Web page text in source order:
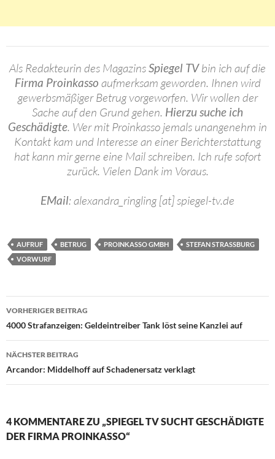
Als Redakteurin des MagazinsSpiegel TVbin ich auf die
Firma Proinkasso aufmerksam geworden. Ihnen wird
gewerbsmäßiger Betrug vorgeworfen. Wir wollen der
Sache auf den Grund gehen. Hierzu suche ich
Geschädigte. Wer mit Proinkasso jemals unangenehm in
Kontakt kam und Interesse an einer Berichterstattung
hat kann mir gerne eine Mail schreiben. Ich rufe sofort
zurück. Vielen Dank im Voraus.
EMail: alexandra_ringling [at] spiegel-tv.de
AUFRUF BETRUG PROINKASSO GMBH
STEFAN STRASSBURG
VORWURF
Beitragsnavigation
VORHERIGER BEITRAG
4000 Strafanzeigen: Geldeintreiber Tank löst seine Kanzlei auf
NÄCHSTER BEITRAG
Arcandor: Middelhoff auf Schadenersatz verklagt
4 KOMMENTARE ZU „SPIEGEL TV SUCHT GESCHÄDIGTE
DER FIRMA PROINKASSO“